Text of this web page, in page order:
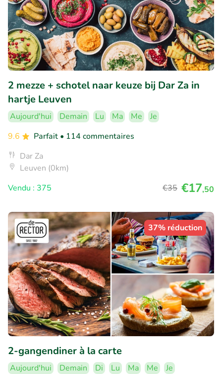
2 mezze + schotel naar keuze bij Dar Za in
hartje Leuven
Aujourd'hui Demain Lu Ma Me
Je
9.6
Parfait • 114 commentaires
Dar Za
Leuven (0km)
Vendu : 375
€35 €17,50
37% réduction
2-gangendiner à la carte
Aujourd'hui Demain Di Lu Ma Me Je